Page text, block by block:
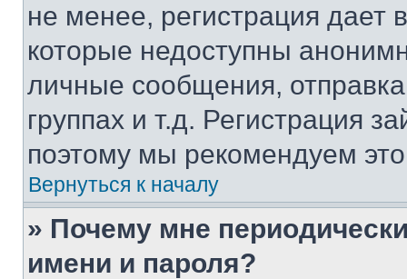
не менее, регистрация
которые недоступны
личные сообщения,
группах и т.д. Регистрация
поэтому мы рекомендуем
Вернуться к началу
» Почему мне
имени и пароля?